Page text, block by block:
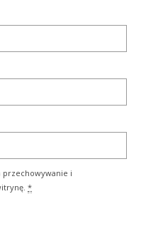
przechowywanie i
*